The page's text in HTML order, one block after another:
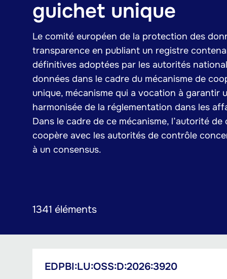
guichet unique
Le comité européen de la protection des
transparence en publiant un registre
définitives adoptées par les autorités
données dans le cadre du mécanisme de
unique, mécanisme qui a vocation à garantir
harmonisée de la réglementation dans les
Dans le cadre de ce mécanisme, l’autorité
coopère avec les autorités de contrôle
à un consensus.
1341 éléments
EDPBI:LU:OSS:D:2026:3920